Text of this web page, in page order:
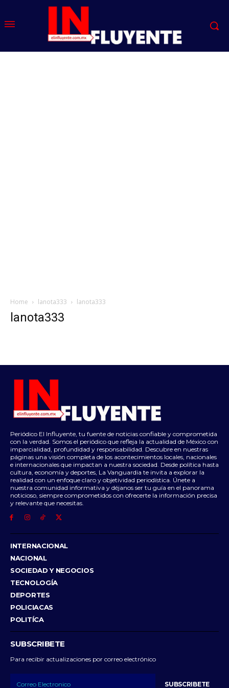
Home lanota333 lanota333
lanota333
Periódico El Influyente, tu fuente de noticias confiable y comprometida
con la verdad. Somos el periódico que refleja la actualidad de México con
imparcialidad, profundidad y responsabilidad. Descubre en nuestras
páginas una visión completa de los acontecimientos locales, nacionales
e internacionales que impactan a nuestra sociedad. Desde política hasta
cultura, economía y deportes, La Vanguardia te invita a explorar la
realidad con un enfoque claro y objetividad periodística. Únete a
nuestra comunidad informativa y déjanos ser tu guía en el panorama
noticioso, siempre comprometidos con ofrecerte la información precisa
y relevante que necesitas.
INTERNACIONAL
NACIONAL
SOCIEDAD Y NEGOCIOS
TECNOLOGÍA
DEPORTES
POLICIACAS
POLITÍCA
SUBSCRIBETE
Para recibir actualizaciones por correo electrónico
SUBSCRIBETE